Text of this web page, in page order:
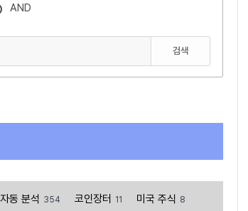
AND
검색
동 분석 354 코인장터 11 미국 주식 8